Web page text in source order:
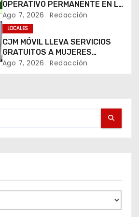
OPERATIVO PERMANENTE EN LA
FENAPO 2026
Ago 7, 2026 Redacción
LOCALES
CJM MÓVIL LLEVA SERVICIOS
GRATUITOS A MUJERES
DURANTE LA FENAPO 2026
Ago 7, 2026 Redacción